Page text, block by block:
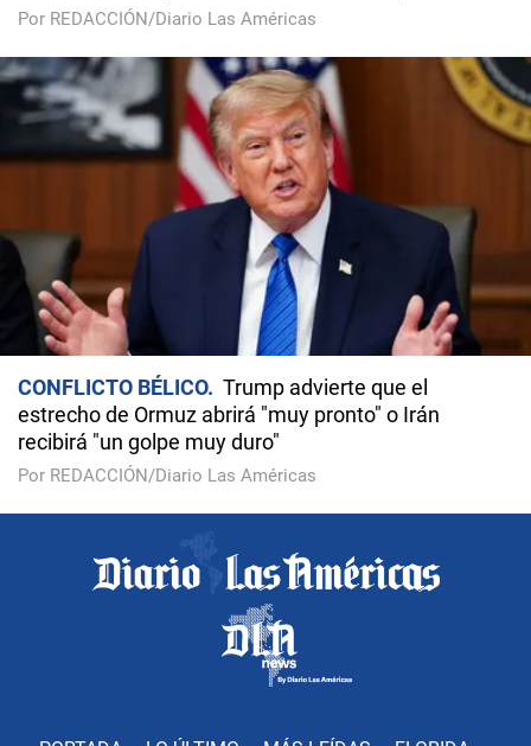
Por REDACCIÓN/Diario Las Américas
CONFLICTO BÉLICO
Trump advierte que el
estrecho de Ormuz abrirá "muy pronto" o Irán
recibirá "un golpe muy duro"
Por REDACCIÓN/Diario Las Américas